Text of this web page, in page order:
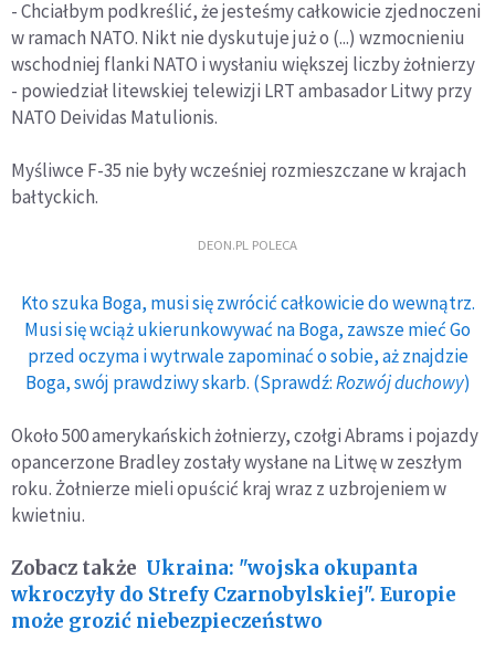
- Chciałbym podkreślić, że jesteśmy całkowicie zjednoczeni
w ramach NATO. Nikt nie dyskutuje już o (...) wzmocnieniu
wschodniej flanki NATO i wysłaniu większej liczby żołnierzy
- powiedział litewskiej telewizji LRT ambasador Litwy przy
NATO Deividas Matulionis.
Myśliwce F-35 nie były wcześniej rozmieszczane w krajach
bałtyckich.
DEON.PL POLECA
Kto szuka Boga, musi się zwrócić całkowicie do wewnątrz.
Musi się wciąż ukierunkowywać na Boga, zawsze mieć Go
przed oczyma i wytrwale zapominać o sobie, aż znajdzie
Boga, swój prawdziwy skarb. (Sprawdź:Rozwój duchowy)
Około 500 amerykańskich żołnierzy, czołgi Abrams i pojazdy
opancerzone Bradley zostały wysłane na Litwę w zeszłym
roku. Żołnierze mieli opuścić kraj wraz z uzbrojeniem w
kwietniu.
Zobacz także Ukraina: "wojska okupanta
wkroczyły do Strefy Czarnobylskiej". Europie
może grozić niebezpieczeństwo